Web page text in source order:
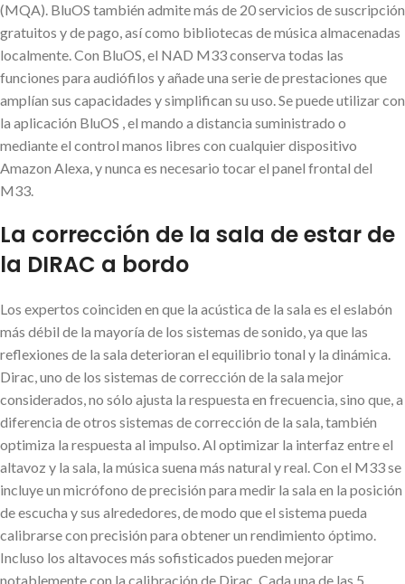
(MQA). BluOS también admite más de 20 servicios de suscripción
gratuitos y de pago, así como bibliotecas de música almacenadas
localmente. Con BluOS, el NAD M33 conserva todas las
funciones para audiófilos y añade una serie de prestaciones que
amplían sus capacidades y simplifican su uso. Se puede utilizar con
la aplicación BluOS , el mando a distancia suministrado o
mediante el control manos libres con cualquier dispositivo
Amazon Alexa, y nunca es necesario tocar el panel frontal del
M33.
La corrección de la sala de estar de
la DIRAC a bordo
Los expertos coinciden en que la acústica de la sala es el eslabón
más débil de la mayoría de los sistemas de sonido, ya que las
reflexiones de la sala deterioran el equilibrio tonal y la dinámica.
Dirac, uno de los sistemas de corrección de la sala mejor
considerados, no sólo ajusta la respuesta en frecuencia, sino que, a
diferencia de otros sistemas de corrección de la sala, también
optimiza la respuesta al impulso. Al optimizar la interfaz entre el
altavoz y la sala, la música suena más natural y real. Con el M33 se
incluye un micrófono de precisión para medir la sala en la posición
de escucha y sus alrededores, de modo que el sistema pueda
calibrarse con precisión para obtener un rendimiento óptimo.
Incluso los altavoces más sofisticados pueden mejorar
notablemente con la calibración de Dirac. Cada una de las 5